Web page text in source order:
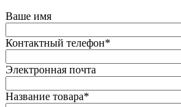
Ваше имя
Контактный телефон*
Электронная почта
Название товара*